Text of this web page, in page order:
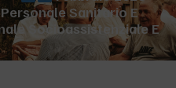
Sanitario E
Socioassistenziale E